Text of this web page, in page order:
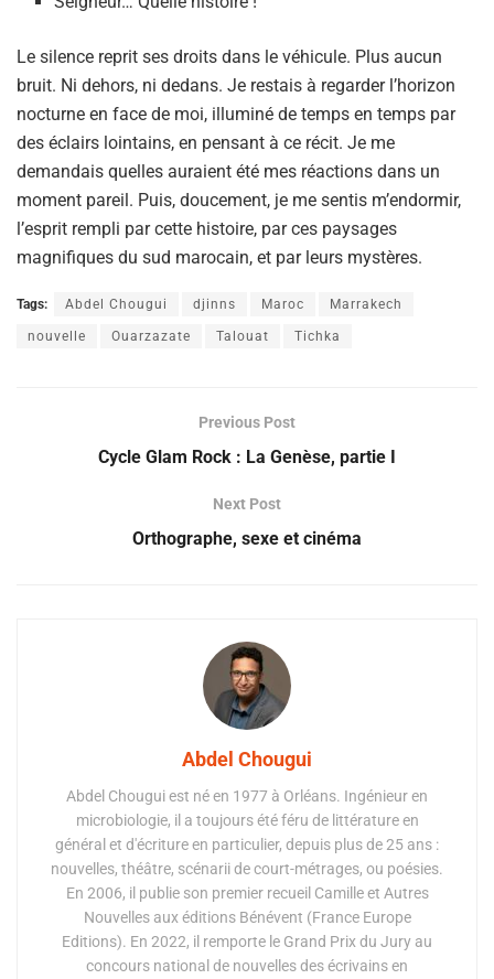
Le silence reprit ses droits dans le véhicule. Plus aucun
bruit. Ni dehors, ni dedans. Je restais à regarder l’horizon
nocturne en face de moi, illuminé de temps en temps par
des éclairs lointains, en pensant à ce récit. Je me
demandais quelles auraient été mes réactions dans un
moment pareil. Puis, doucement, je me sentis m’endormir,
l’esprit rempli par cette histoire, par ces paysages
magnifiques du sud marocain, et par leurs mystères.
Tags: Abdel Chougui djinns Maroc Marrakech
nouvelle Ouarzazate Talouat Tichka
Previous Post
Cycle Glam Rock : La Genèse, partie I
Next Post
Orthographe, sexe et cinéma
Abdel Chougui
Abdel Chougui est né en 1977 à Orléans. Ingénieur en
microbiologie, il a toujours été féru de littérature en
général et d'écriture en particulier, depuis plus de 25 ans :
nouvelles, théâtre, scénarii de court-métrages, ou poésies.
En 2006, il publie son premier recueil Camille et Autres
Nouvelles aux éditions Bénévent (France Europe
Editions). En 2022, il remporte le Grand Prix du Jury au
concours national de nouvelles des écrivains en